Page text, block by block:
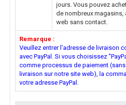
jours. Vous pouvez
de nombreux
web sans contact.
Remarque :
Veuillez entrer l'adresse de livraison
avec PayPal. Si vous choisissez
comme processus de paiement
livraison sur notre site web), la
votre adresse PayPal.